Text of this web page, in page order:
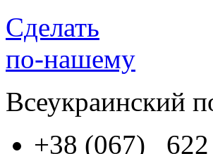
Сделать
по-нашему
Всеукраинский
+38 (067) 622